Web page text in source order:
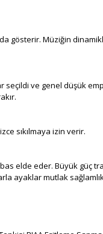
gösterir. Müziğin
seçildi ve genel düşük
sıkılmaya izin verir.
elde eder. Büyük güç
ayaklar mutlak